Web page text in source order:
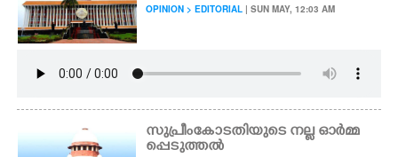
LIFESTYLE
INFO+
OPINION > EDITORIAL | SUN MAY, 12:03 AM
സുപ്രീംകോടതിയുടെ നല്ല ഓർമ്മ
പ്പെടുത്തൽ